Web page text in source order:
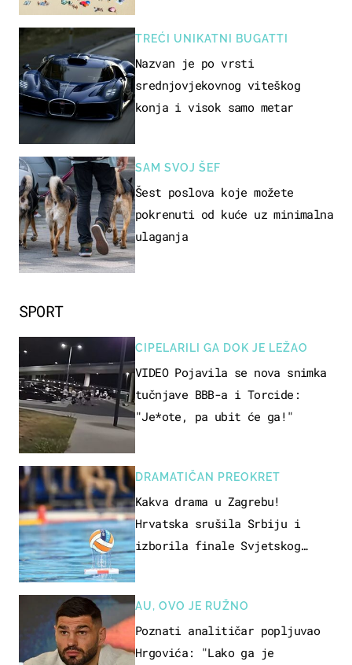
SPORT
CIPELARILI GA DOK JE LEŽAO
VIDEO Pojavila se nova snimka
tučnjave BBB-a i Torcide:
"Je*ote, pa ubit će ga!"
DRAMATIČAN PREOKRET
Kakva drama u Zagrebu!
Hrvatska srušila Srbiju i
izborila finale Svjetskog
AU, OVO JE RUŽNO
Poznati analitičar popljuvao
Hrgovića: "Lako ga je
TREĆI UNIKATNI BUGATTI
Nazvan je po vrsti
srednjovjekovnog viteškog
konja i visok samo metar
SAM SVOJ ŠEF
Šest poslova koje možete
pokrenuti od kuće uz minimalna
ulaganja